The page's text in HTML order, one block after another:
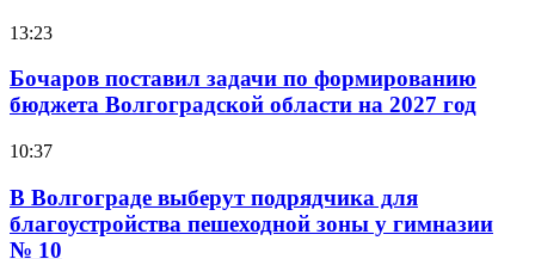
13:23
Бочаров поставил задачи по формированию
бюджета Волгоградской области на 2027 год
10:37
В Волгограде выберут подрядчика для
благоустройства пешеходной зоны у гимназии
№ 10